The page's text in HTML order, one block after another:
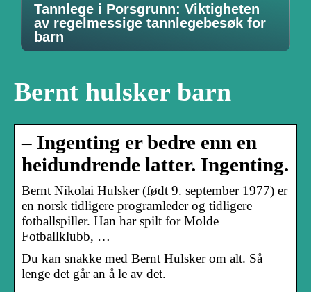
Tannlege i Porsgrunn: Viktigheten
av regelmessige tannlegebesøk for
barn
Bernt hulsker barn
– Ingenting er bedre enn en
heidundrende latter. Ingenting.
Bernt Nikolai Hulsker (født 9. september 1977) er
en norsk tidligere programleder og tidligere
fotballspiller. Han har spilt for Molde
Fotballklubb, …
Du kan snakke med Bernt Hulsker om alt. Så
lenge det går an å le av det.